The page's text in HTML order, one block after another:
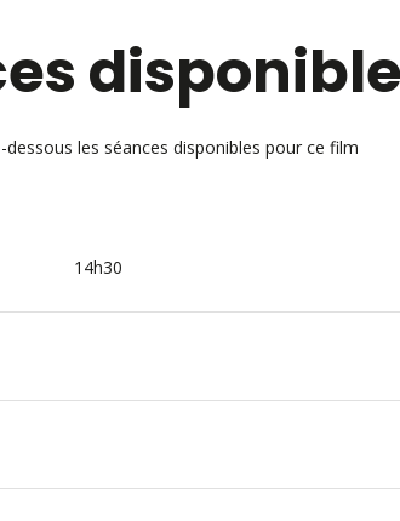
dessous les séances disponibles pour ce film
14h30